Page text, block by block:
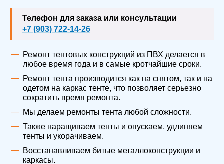
Телефон для заказа или консультации
+7 (903) 722-14-26
Ремонт тентовых конструкций из ПВХ делается в
любое время года и в самые кротчайшие сроки.
Ремонт тента производится как на снятом, так и на
одетом на каркас тенте, что позволяет серьезно
сократить время ремонта.
Мы делаем ремонты тента любой сложности.
Также наращиваем тенты и опускаем, удлиняем
тенты и укорачиваем.
Восстанавливаем битые металлоконструкции и
каркасы.